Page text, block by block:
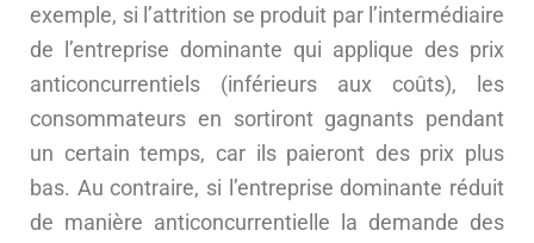
exemple, si l’attrition se produit par l’intermédiaire
de l’entreprise dominante qui applique des prix
anticoncurrentiels (inférieurs aux coûts), les
consommateurs en sortiront gagnants pendant
un certain temps, car ils paieront des prix plus
bas. Au contraire, si l’entreprise dominante réduit
de manière anticoncurrentielle la demande des